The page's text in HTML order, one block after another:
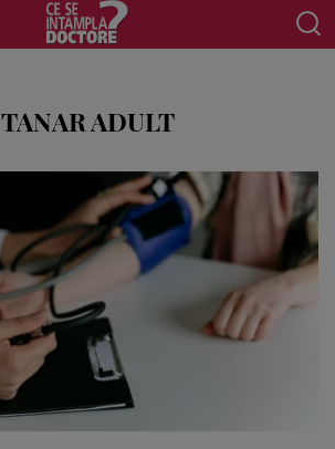
TANAR ADULT